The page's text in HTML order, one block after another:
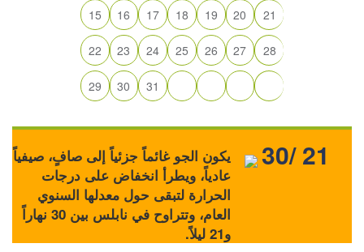
15 16 17 18 19 20 21
22 23 24 25 26 27 28
29 30 31
يكون الجو غائماً جزئياً إلى صافٍ، صيفياً
عادياً، ويطرأ انخفاض على درجات
الحرارة لتبقى حول معدلها السنوي
العام، وتتراوح في نابلس بين 30 نهاراً
و21 ليلاً.
30/ 21